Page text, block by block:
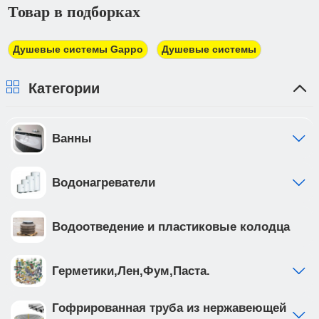
электронной почте для его оплаты в банке в
должны предоставить доверенность от фирмы-
плательщика.
Товар в подборках
Душевые системы Gappo Душевые системы
Категории
Ванны
Водонагреватели
Водоотведение и пластиковые колодца
Герметики,Лен,Фум,Паста.
Гофрированная труба из нержавеющей